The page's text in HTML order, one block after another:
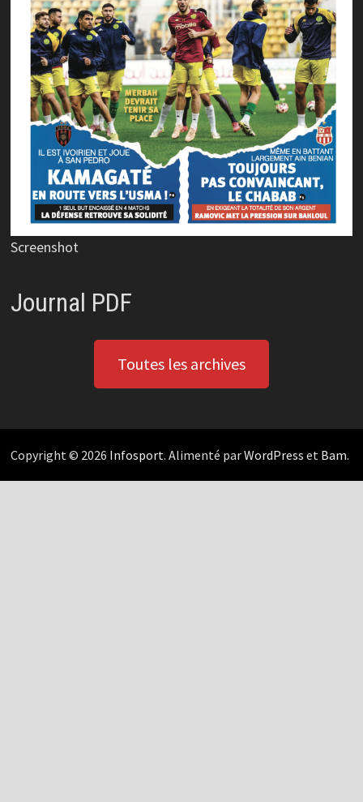
Screenshot
Journal PDF
Toutes les archives
Copyright © 2026 Infosport. Alimenté parWordPress et Bam.